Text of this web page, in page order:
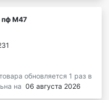
пф М47
обновляется 1 раз в
на 06 августа 2026